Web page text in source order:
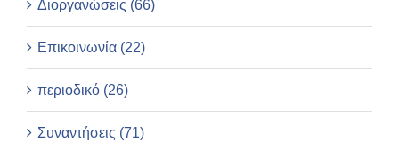
Διοργανώσεις (66)
Επικοινωνία (22)
περιοδικό (26)
Συναντήσεις (71)